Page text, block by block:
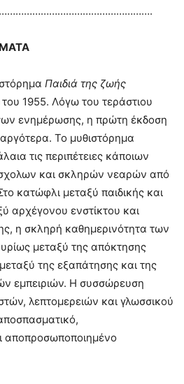
Παιδιά της ζωής
1955. Λόγω του τεράστιου
ενημέρωσης, η πρώτη έκδοση
Το μυθιστόρημα
τις περιπέτειες κάποιων
και σκληρών νεαρών από
κατώφλι μεταξύ παιδικής και
αρχέγονου ενστίκτου και
η σκληρή καθημερινότητα των
μεταξύ της απόκτησης
της εξαπάτησης και της
εμπειριών. Η συσσώρευση
λεπτομερειών και γλωσσικού
αποπροσωποποιημένο